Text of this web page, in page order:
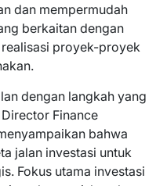
dan mempermudah
berkaitan dengan
proyek-proyek
dengan langkah yang
Finance
bahwa
jalan investasi untuk
Fokus utama investasi